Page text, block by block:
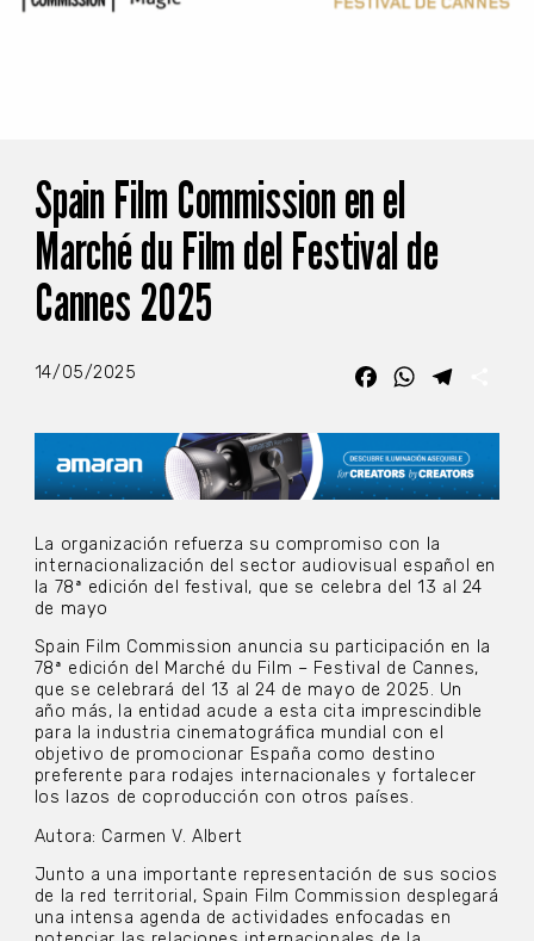
Spain Film Commission en el
Marché du Film del Festival de
Cannes 2025
14/05/2025 FacebookWhatsApp
La organización refuerza su compromiso con la
internacionalización del sector audiovisual español en
la 78ª edición del festival, que se celebra del 13 al 24
de mayo
Spain Film Commission anuncia su participación en la
78ª edición del Marché du Film – Festival de Cannes,
que se celebrará del 13 al 24 de mayo de 2025. Un
año más, la entidad acude a esta cita imprescindible
para la industria cinematográfica mundial con el
objetivo de promocionar España como destino
preferente para rodajes internacionales y fortalecer
los lazos de coproducción con otros países.
Autora: Carmen V. Albert
Junto a una importante representación de sus socios
de la red territorial, Spain Film Commission desplegará
una intensa agenda de actividades enfocadas en